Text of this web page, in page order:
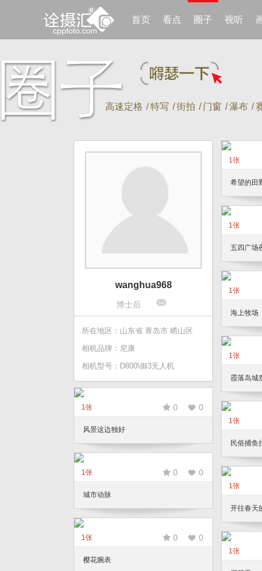
首页 看点 圈子 视听
高速定格 /特写 /街拍 / 门窗 /瀑布 /
wanghua968
博士后
所在地区：山东省 青岛市 崂山区
相机品牌：尼康
相机型号：D800\御3无人机
1张
希望的田
1张
五四广场
1张
海上牧场
1张
霞落岛城
1张 0 0
风景这边独好
1张
民俗捕鱼
1张 0 0
城市动脉
1张
开往春天
1张 0 0
樱花腕表
1张